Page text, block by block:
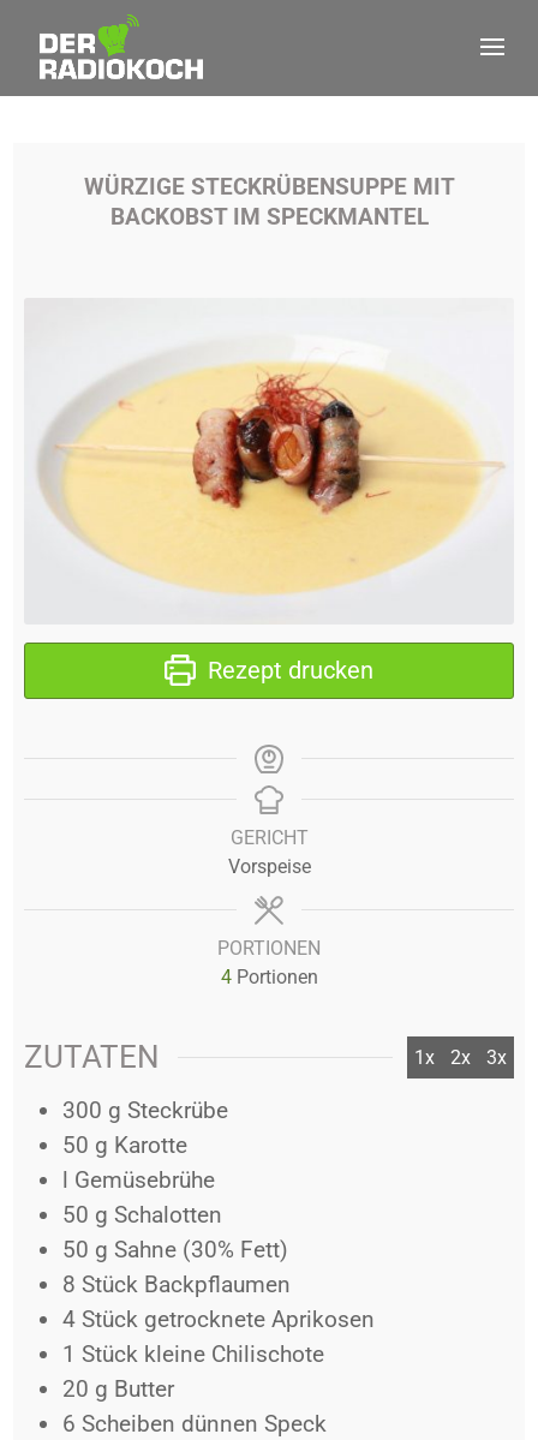
WÜRZIGE STECKRÜBENSUPPE MIT
BACKOBST IM SPECKMANTEL
Rezept drucken
GERICHT
Vorspeise
PORTIONEN
4 Portionen
ZUTATEN 1x 2x 3x
300 g Steckrübe
50 g Karotte
l Gemüsebrühe
50 g Schalotten
50 g Sahne (30% Fett)
8 Stück Backpflaumen
4 Stück getrocknete Aprikosen
1 Stück kleine Chilischote
20 g Butter
6 Scheiben dünnen Speck